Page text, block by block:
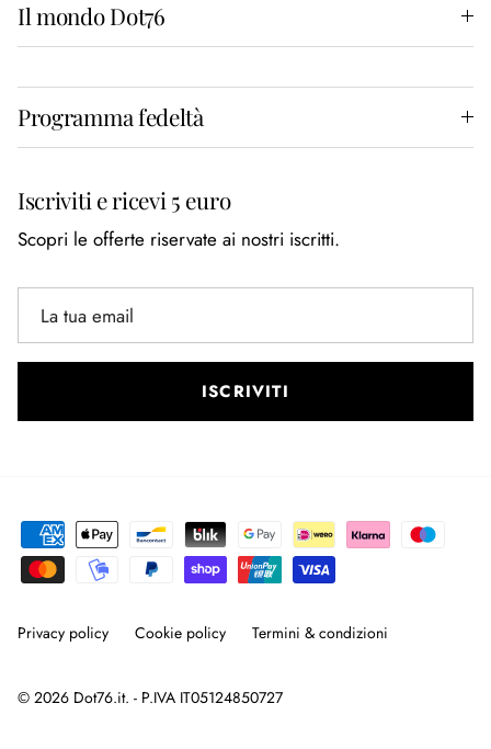
Il mondo Dot76
Programma fedeltà
Iscriviti e ricevi 5 euro
Scopri le offerte riservate ai nostri iscritti.
ISCRIVITI
Privacy policy Cookie policy Termini & condizioni
© 2026 Dot76.it. - P.IVA IT05124850727